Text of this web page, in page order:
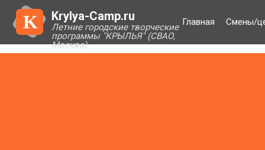
K Krylya-Camp.ru
Летние городские творческие
программы "КРЫЛЬЯ" (СВАО,
Москва)
Главная Смены/